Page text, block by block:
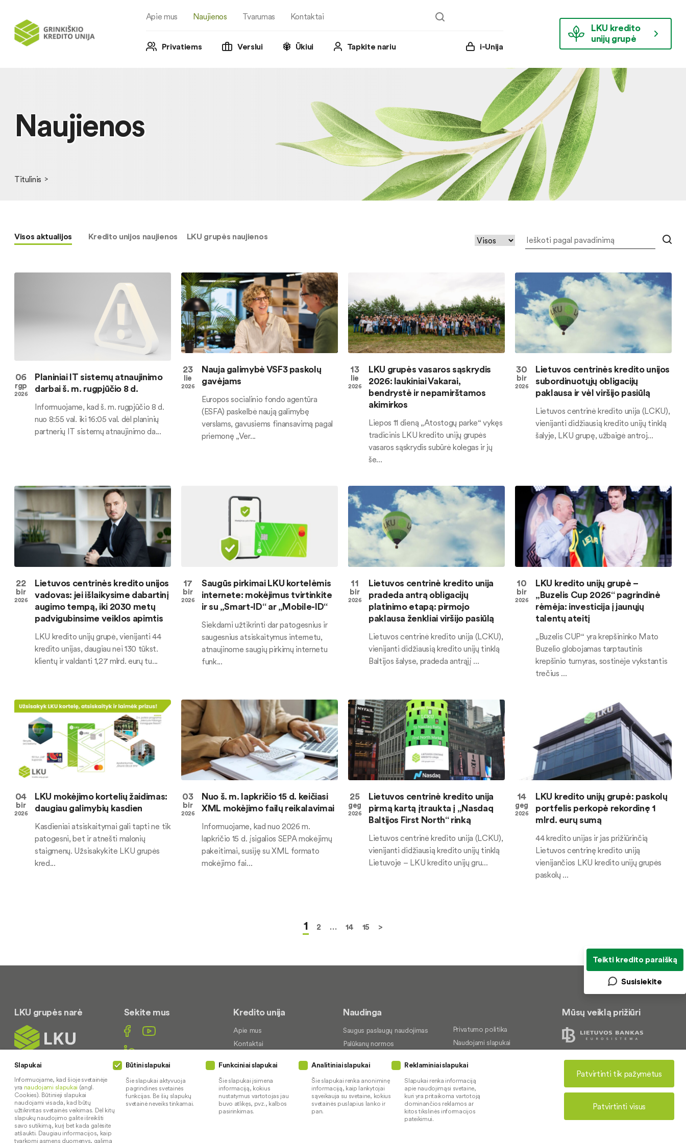
Apie mus Naujienos Tvarumas Kontaktai
Privatiems Verslui Ūkiui Tapkite nariu i-Unija
LKU kredito
unijų grupė
Naujienos
Titulinis
Visos aktualijos Kredito unijos naujienos LKU grupės naujienos
06
rgp
2026
Planiniai IT sistemų atnaujinimo
darbai š. m. rugpjūčio 8 d.
Informuojame, kad š. m. rugpjūčio 8 d.
nuo 8:55 val. iki 16:05 val. dėl planinių
partnerių IT sistemų atnaujinimo da...
23
lie
2026
Nauja galimybė VSF3 paskolų
gavėjams
Europos socialinio fondo agentūra
(ESFA) paskelbė naują galimybę
verslams, gavusiems finansavimą pagal
priemonę „Ver...
13
lie
2026
LKU grupės vasaros sąskrydis
2026: laukiniai Vakarai,
bendrystė ir nepamirštamos
akimirkos
Liepos 11 dieną „Atostogų parke“ vykęs
tradicinis LKU kredito unijų grupės
vasaros sąskrydis subūrė kolegas ir jų
še...
30
bir
2026
Lietuvos centrinės kredito unijos
subordinuotųjų obligacijų
paklausa ir vėl viršijo pasiūlą
Lietuvos centrinė kredito unija (LCKU),
vienijanti didžiausią kredito unijų tinklą
šalyje, LKU grupę, užbaigė antroj...
22
bir
2026
Lietuvos centrinės kredito unijos
vadovas: jei išlaikysime dabartinį
augimo tempą, iki 2030 metų
padvigubinsime veiklos apimtis
LKU kredito unijų grupė, vienijanti 44
kredito unijas, daugiau nei 130 tūkst.
klientų ir valdanti 1,27 mlrd. eurų tu...
17
bir
2026
Saugūs pirkimai LKU kortelėmis
internete: mokėjimus tvirtinkite
ir su „Smart-ID“ ar „Mobile-ID“
Siekdami užtikrinti dar patogesnius ir
saugesnius atsiskaitymus internetu,
atnaujinome saugių pirkimų internetu
funk...
11
bir
2026
Lietuvos centrinė kredito unija
pradeda antrą obligacijų
platinimo etapą: pirmojo
paklausa ženkliai viršijo pasiūlą
Lietuvos centrinė kredito unija (LCKU),
vienijanti didžiausią kredito unijų tinklą
Baltijos šalyse, pradeda antrąjį ...
10
bir
2026
LKU kredito unijų grupė –
„Buzelis Cup 2026“ pagrindinė
rėmėja: investicija į jaunųjų
talentų ateitį
„Buzelis CUP“ yra krepšininko Mato
Buzelio globojamas tarptautinis
krepšinio turnyras, sostinėje vykstantis
trečius ...
04
bir
2026
LKU mokėjimo kortelių žaidimas:
daugiau galimybių kasdien
Kasdieniai atsiskaitymai gali tapti ne tik
patogesni, bet ir atnešti malonių
staigmenų. Užsisakykite LKU grupės
kred...
03
bir
2026
Nuo š. m. lapkričio 15 d. keičiasi
XML mokėjimo failų reikalavimai
Informuojame, kad nuo 2026 m.
lapkričio 15 d. įsigalios SEPA mokėjimų
pakeitimai, susiję su XML formato
mokėjimo fai...
25
geg
2026
Lietuvos centrinė kredito unija
pirmą kartą įtraukta į „Nasdaq
Baltijos First North“ rinką
Lietuvos centrinė kredito unija (LCKU),
vienijanti didžiausią kredito unijų tinklą
Lietuvoje – LKU kredito unijų gru...
14
geg
2026
LKU kredito unijų grupė: paskolų
portfelis perkopė rekordinę 1
mlrd. eurų sumą
44 kredito unijas ir jas prižiūrinčią
Lietuvos centrinę kredito uniją
vienijančios LKU kredito unijų grupės
paskolų ...
1 2 … 14 15 >
LKU grupės narė Sekite mus
Susisiekite
(0 42) 246331
Kredito unija
Apie mus
Kontaktai
Socialinė atsakomybė
Naudinga
Saugus paslaugų naudojimas
Palūkanų normos
įkainiai
Kredito tarpininkai
Paslaugų sutrikimai
Pranešėjų apsauga
Privatumo politika
Naudojami slapukai
Skundų nagrinėjimas
Prieinamumo pareiškimas
Mūsų veiklą prižiūri
© 2026 LKU kredito unijų grupė
Teikti kredito paraišką
Susisiekite
Slapukai
Informuojame, kad šioje svetainėje
yra naudojami slapukai (angl.
Cookies). Būtinieji slapukai
naudojami visada, kad būtų
užtikrintas svetainės veikimas. Dėl kitų
slapukų naudojimo galite išreikšti
savo sutikimą, kurį bet kada galėsite
atšaukti. Daugiau informacijos, kaip
tvarkomi asmens duomenys, galima
Būtini slapukai
Šie slapukai aktyvuoja
pagrindines svetainės
funkcijas. Be šių slapukų
svetainė neveiks tinkamai.
Funkciniai slapukai
Šie slapukai įsimena
informaciją, kokius
nustatymus vartotojas jau
buvo atlikęs, pvz., kalbos
pasirinkimas.
Analitiniai slapukai
Šie slapukai renka anoniminę
informaciją, kaip lankytojai
sąveikauja su svetaine, kokius
svetainės puslapius lanko ir
pan.
Reklaminiai slapukai
Slapukai renka informaciją
apie naudojimąsi svetaine,
kuri yra pritaikoma vartotoją
dominančios reklamos ar
kitos tikslinės informacijos
pateikimui.
Patvirtinti tik pažymėtus
Patvirtinti visus